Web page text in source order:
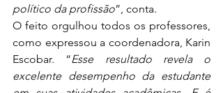
político da profissão”, conta.
O feito orgulhou todos os professores,
como expressou a coordenadora, Karin
Escobar. “Esse resultado revela o
excelente desempenho da estudante